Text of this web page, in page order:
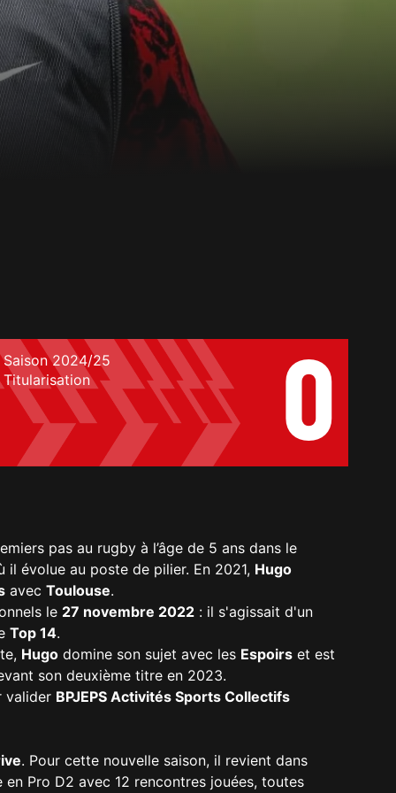
Saison 2024/25
Titularisation
0
pas au rugby à l’âge de 5 ans dans le
il évolue au poste de pilier. En 2021, Hugo
avec Toulouse.
le 27 novembre 2022: il s'agissait d'un
Top 14.
Hugodomine son sujet avec les Espoirset est
son deuxième titre en 2023.
BPJEPS Activités Sports Collectifs
. Pour cette nouvelle saison, il revient dans
Pro D2 avec 12 rencontres jouées, toutes